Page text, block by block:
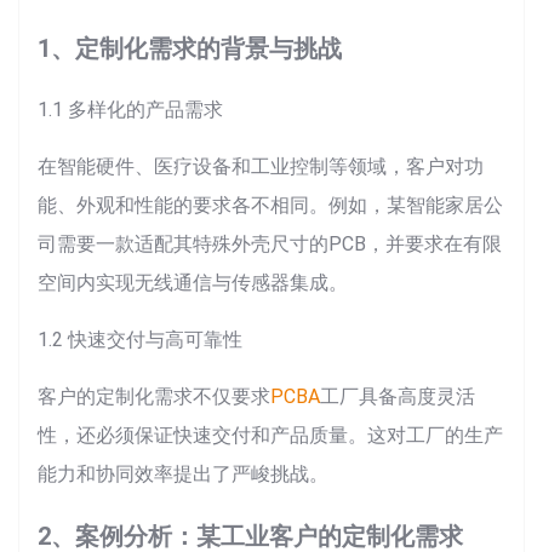
1、定制化需求的背景与挑战
1.1 多样化的产品需求
在智能硬件、医疗设备和工业控制等领域，客户对功
能、外观和性能的要求各不相同。例如，某智能家居公
司需要一款适配其特殊外壳尺寸的PCB，并要求在有限
空间内实现无线通信与传感器集成。
1.2 快速交付与高可靠性
客户的定制化需求不仅要求PCBA工厂具备高度灵活
性，还必须保证快速交付和产品质量。这对工厂的生产
能力和协同效率提出了严峻挑战。
2、案例分析：某工业客户的定制化需求